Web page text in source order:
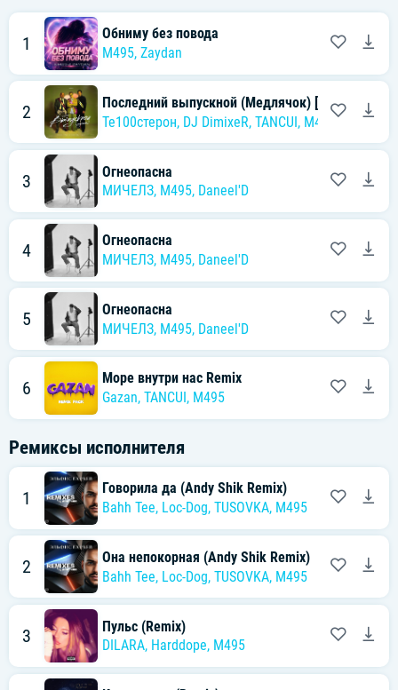
1
Обниму без повода
M495, Zaydan
2
Последний выпускной (Медлячок) [Remix]
Те100стерон, DJ DimixeR, TANCUI, M495
3
Огнеопасна
МИЧЕЛЗ, M495, Daneel'D
4
Огнеопасна
МИЧЕЛЗ, M495, Daneel'D
5
Огнеопасна
МИЧЕЛЗ, M495, Daneel'D
6
Море внутри нас Remix
Gazan, TANCUI , M495
Ремиксы исполнителя
1
Говорила да (Andy Shik Remix)
Bahh Tee, Loc-Dog, TUSOVKA, M495
2
Она непокорная (Andy Shik Remix)
Bahh Tee, Loc-Dog, TUSOVKA, M495
3
Пульс (Remix)
DILARA, Harddope, M495